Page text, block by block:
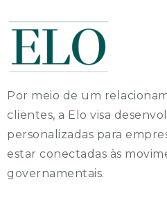
Por meio de um
clientes, a Elo visa
personalizadas para
estar conectadas às
governamentais.